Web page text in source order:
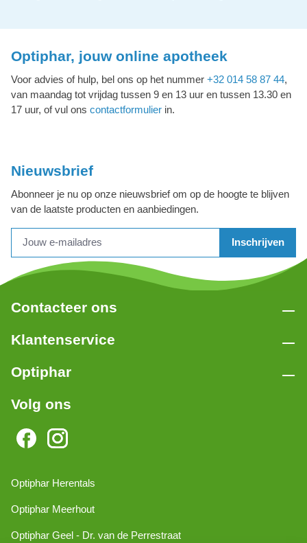
Optiphar, jouw online apotheek
Voor advies of hulp, bel ons op het nummer +32 014 58 87 44,
van maandag tot vrijdag tussen 9 en 13 uur en tussen 13.30 en
17 uur, of vul ons contactformulier in.
Nieuwsbrief
Abonneer je nu op onze nieuwsbrief om op de hoogte te blijven
van de laatste producten en aanbiedingen.
Inschrijven
Contacteer ons
Klantenservice
Optiphar
Volg ons
Optiphar Herentals
Optiphar Meerhout
Optiphar Geel - Dr. van de Perrestraat